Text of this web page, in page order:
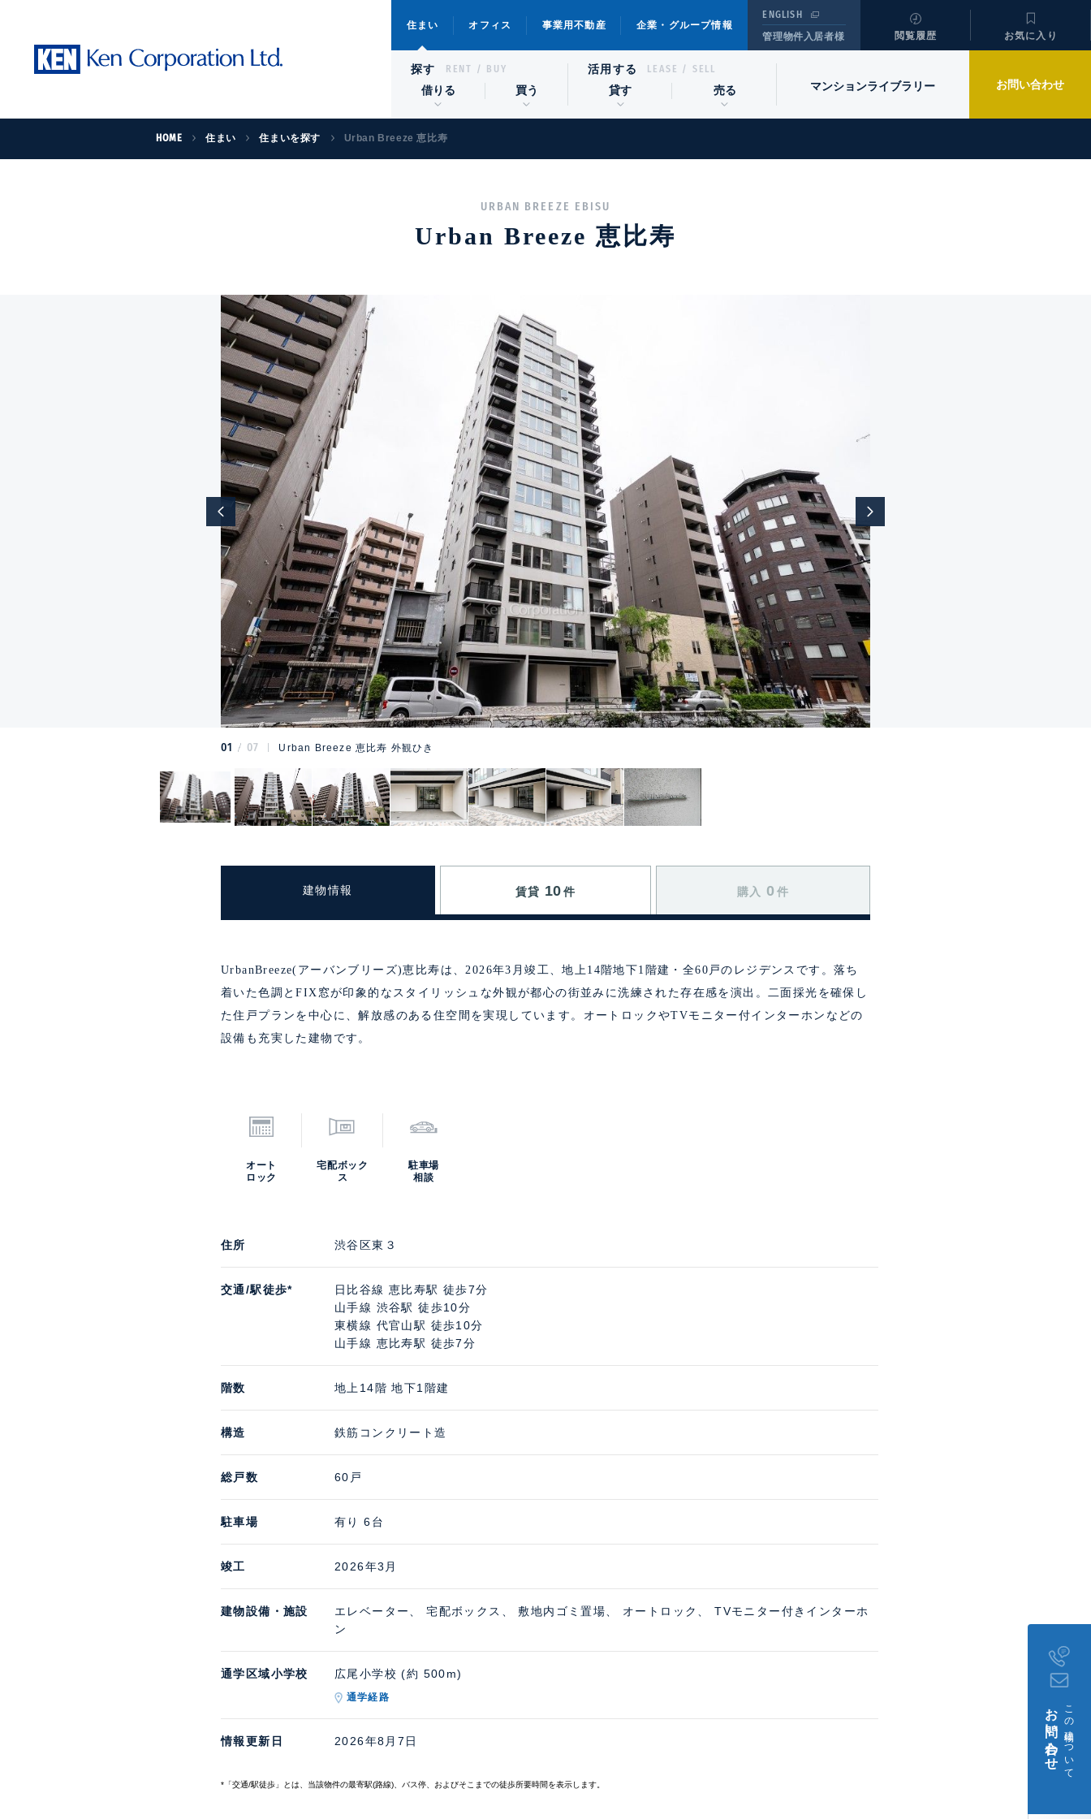
住まい オフィス 事業用不動産 企業・グループ情報
ENGLISH
管理物件入居者様
閲覧履歴 お気に入り
探す RENT / BUY
借りる 買う
活用する LEASE / SELL
貸す 売る マンションライブラリー お問い合わせ
HOME 住まい 住まいを探す Urban Breeze 恵比寿
URBAN BREEZE EBISU
Urban Breeze 恵比寿
01 07 Urban Breeze 恵比寿 外観ひき
建物情報 賃貸 10 件 購入 0 件
UrbanBreeze(アーバンブリーズ)恵比寿は、2026年3月竣工、地上14階地下1階建・全60戸のレジデンスです。落ち
着いた色調とFIX窓が印象的なスタイリッシュな外観が都心の街並みに洗練された存在感を演出。二面採光を確保し
た住戸プランを中心に、解放感のある住空間を実現しています。オートロックやTVモニター付インターホンなどの
設備も充実した建物です。
オート
ロック
宅配ボック
ス
駐車場
相談
住所 渋谷区東３
交通/駅徒歩*
日比谷線 恵比寿駅 徒歩7分
山手線 渋谷駅 徒歩10分
東横線 代官山駅 徒歩10分
山手線 恵比寿駅 徒歩7分
階数 地上14階 地下1階建
構造 鉄筋コンクリート造
総戸数 60戸
駐車場 有り 6台
竣工 2026年3月
建物設備・施設
エレベーター、 宅配ボックス、 敷地内ゴミ置場、 オートロック、 TVモニター付きインターホ
ン
通学区域小学校 広尾小学校 (約 500m)
通学経路
情報更新日 2026年8月7日
*「交通/駅徒歩」とは、当該物件の最寄駅(路線)、バス停、およびそこまでの徒歩所要時間を表示します。
この建物について
お問い合わせ